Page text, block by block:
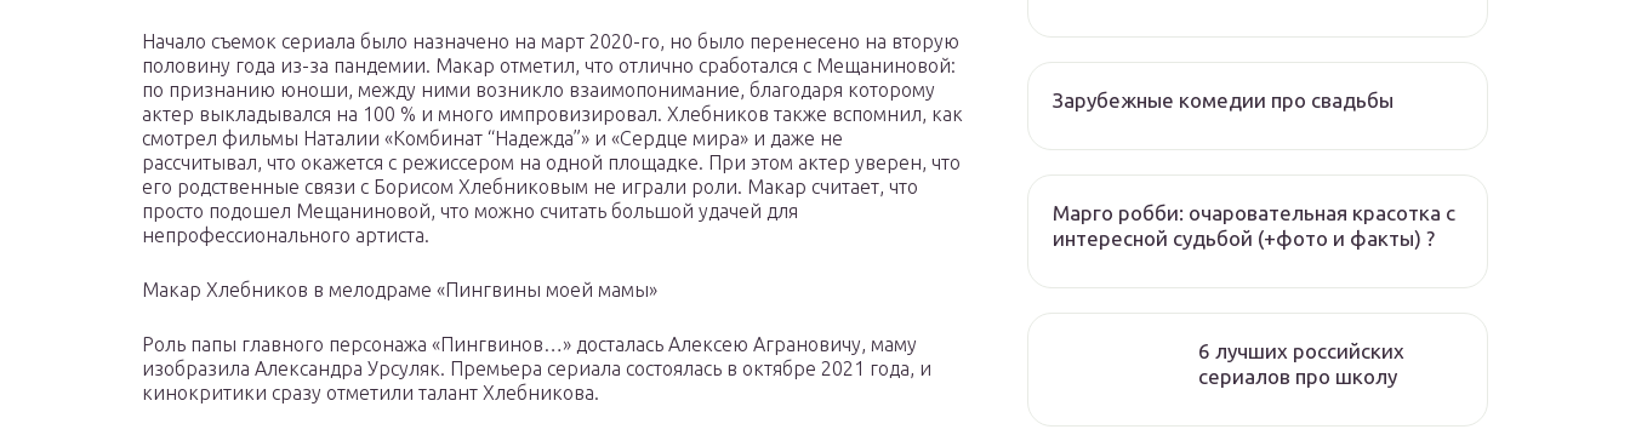
Начало съемок сериала было назначено на март 2020-го, но было перенесено на вторую
половину года из-за пандемии. Макар отметил, что отлично сработался с Мещаниновой:
по признанию юноши, между ними возникло взаимопонимание, благодаря которому
актер выкладывался на 100 % и много импровизировал. Хлебников также вспомнил, как
смотрел фильмы Наталии «Комбинат “Надежда”» и «Сердце мира» и даже не
рассчитывал, что окажется с режиссером на одной площадке. При этом актер уверен, что
его родственные связи с Борисом Хлебниковым не играли роли. Макар считает, что
просто подошел Мещаниновой, что можно считать большой удачей для
непрофессионального артиста.
Макар Хлебников в мелодраме «Пингвины моей мамы»
Роль папы главного персонажа «Пингвинов…» досталась Алексею Аграновичу, маму
изобразила Александра Урсуляк. Премьера сериала состоялась в октябре 2021 года, и
кинокритики сразу отметили талант Хлебникова.
Зарубежные комедии про свадьбы
Марго робби: очаровательная красотка с
интересной судьбой (+фото и факты) ?
6 лучших российских
сериалов про школу